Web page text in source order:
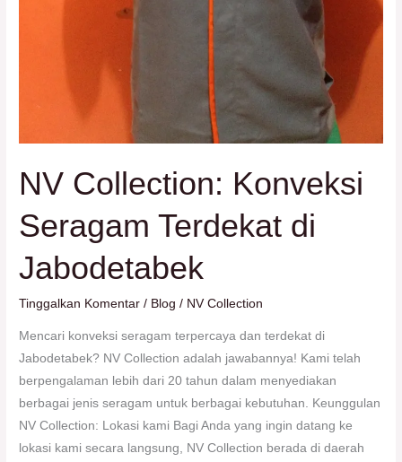
NV Collection: Konveksi
Seragam Terdekat di
Jabodetabek
Tinggalkan Komentar / Blog / NV Collection
Mencari konveksi seragam terpercaya dan terdekat di
Jabodetabek? NV Collection adalah jawabannya! Kami telah
berpengalaman lebih dari 20 tahun dalam menyediakan
berbagai jenis seragam untuk berbagai kebutuhan. Keunggulan
NV Collection: Lokasi kami Bagi Anda yang ingin datang ke
lokasi kami secara langsung, NV Collection berada di daerah